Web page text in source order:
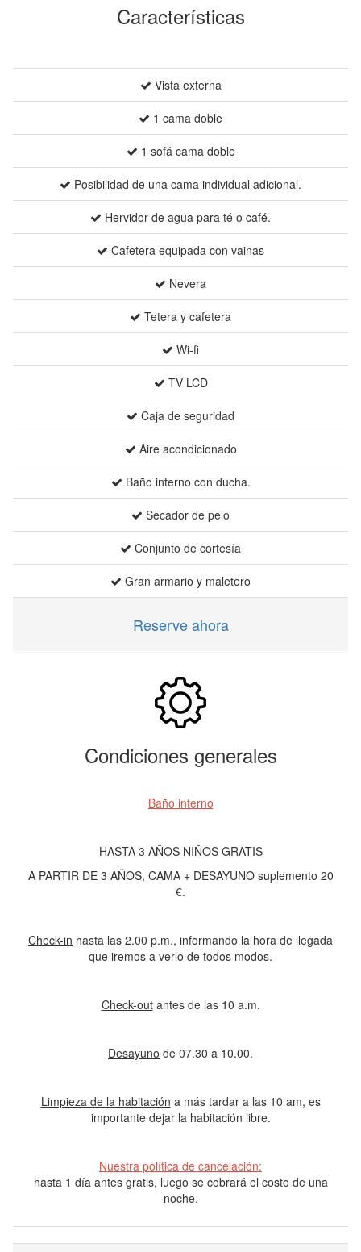
Características
Vista externa
1 cama doble
1 sofá cama doble
Posibilidad de una cama individual adicional.
Hervidor de agua para té o café.
Cafetera equipada con vainas
Nevera
Tetera y cafetera
Wi-fi
TV LCD
Caja de seguridad
Aire acondicionado
Baño interno con ducha.
Secador de pelo
Conjunto de cortesía
Gran armario y maletero
Reserve ahora
Condiciones generales
Baño interno
HASTA 3 AÑOS NIÑOS GRATIS
A PARTIR DE 3 AÑOS, CAMA + DESAYUNO suplemento 20
€.
Check-in hasta las 2.00 p.m., informando la hora de llegada
que iremos a verlo de todos modos.
Check-out antes de las 10 a.m.
Desayuno de 07.30 a 10.00.
Limpieza de la habitación a más tardar a las 10 am, es
importante dejar la habitación libre.
Nuestra política de cancelación:
hasta 1 día antes gratis, luego se cobrará el costo de una
noche.